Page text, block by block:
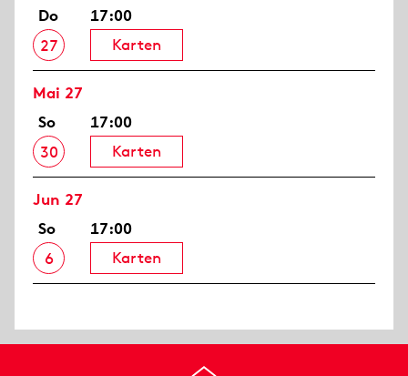
Do
27
17:00
Karten
Mai 27
So
30
17:00
Karten
Jun 27
So
6
17:00
Karten